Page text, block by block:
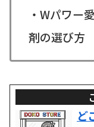
・Wパワー
剤の選び方
ど